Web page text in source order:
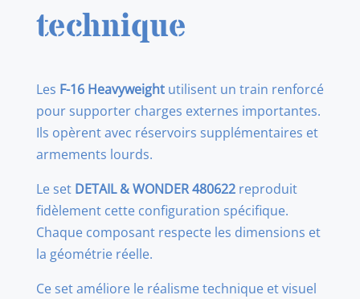
Train
for
KINETIC
GOL
1/48
technique
Les F-16 Heavyweightutilisent un train renforcé
pour supporter charges externes importantes.
Ils opèrent avec réservoirs supplémentaires et
armements lourds.
Le set DETAIL & WONDER 480622reproduit
fidèlement cette configuration spécifique.
Chaque composant respecte les dimensions et
la géométrie réelle.
Ce set améliore le réalisme technique et visuel